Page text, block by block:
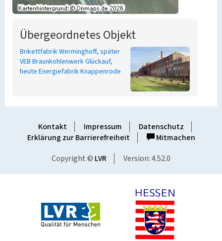
Übergeordnetes Objekt
Brikettfabrik Werminghoff, später
VEB Braunkohlenwerk Glückauf,
heute Energiefabrik Knappenrode
Kontakt Impressum
Datenschutz
Erklärung zur Barrierefreiheit
Mitmachen
Copyright © LVR Version: 4.52.0